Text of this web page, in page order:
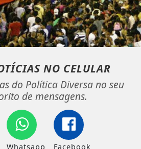
NO CELULAR
do Política Diversa no seu
de mensagens.
Whatsapp Facebook